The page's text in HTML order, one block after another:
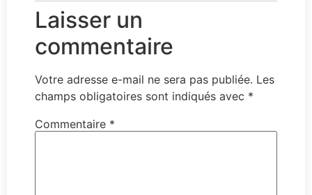
Laisser un
commentaire
Votre adresse e-mail ne sera pas publiée. Les
champs obligatoires sont indiqués avec *
Commentaire *